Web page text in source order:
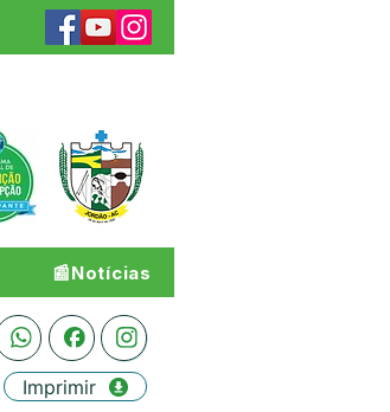
📰Notícias
Imprimir